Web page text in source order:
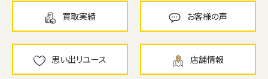
買取実績 お客様の声
思い出リユース 店舗情報